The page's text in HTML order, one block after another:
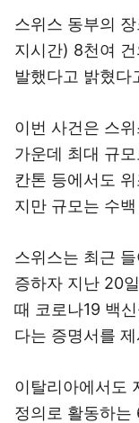
스위스 동부의
지시간) 8천여
발했다고 밝혔다
이번 사건은 스
가운데 최대 규
칸톤 등에서도
지만 규모는 수
스위스는 최근
증하자 지난 20
때 코로나19 백
다는 증명서를
이탈리아에서도
정의로 활동하는